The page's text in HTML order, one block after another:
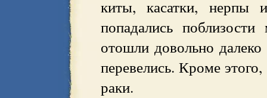
киты, касатки, нерпы
попадались
отошли довольно
перевелись. Кроме
раки.